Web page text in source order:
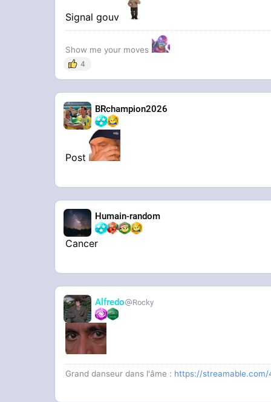
Signal gouv
Show me your moves
4
BRchampion2026
Post
Humain-random
Cancer
Alfredo Rocky
Grand danseur dans l'âme : https://streamable.com/